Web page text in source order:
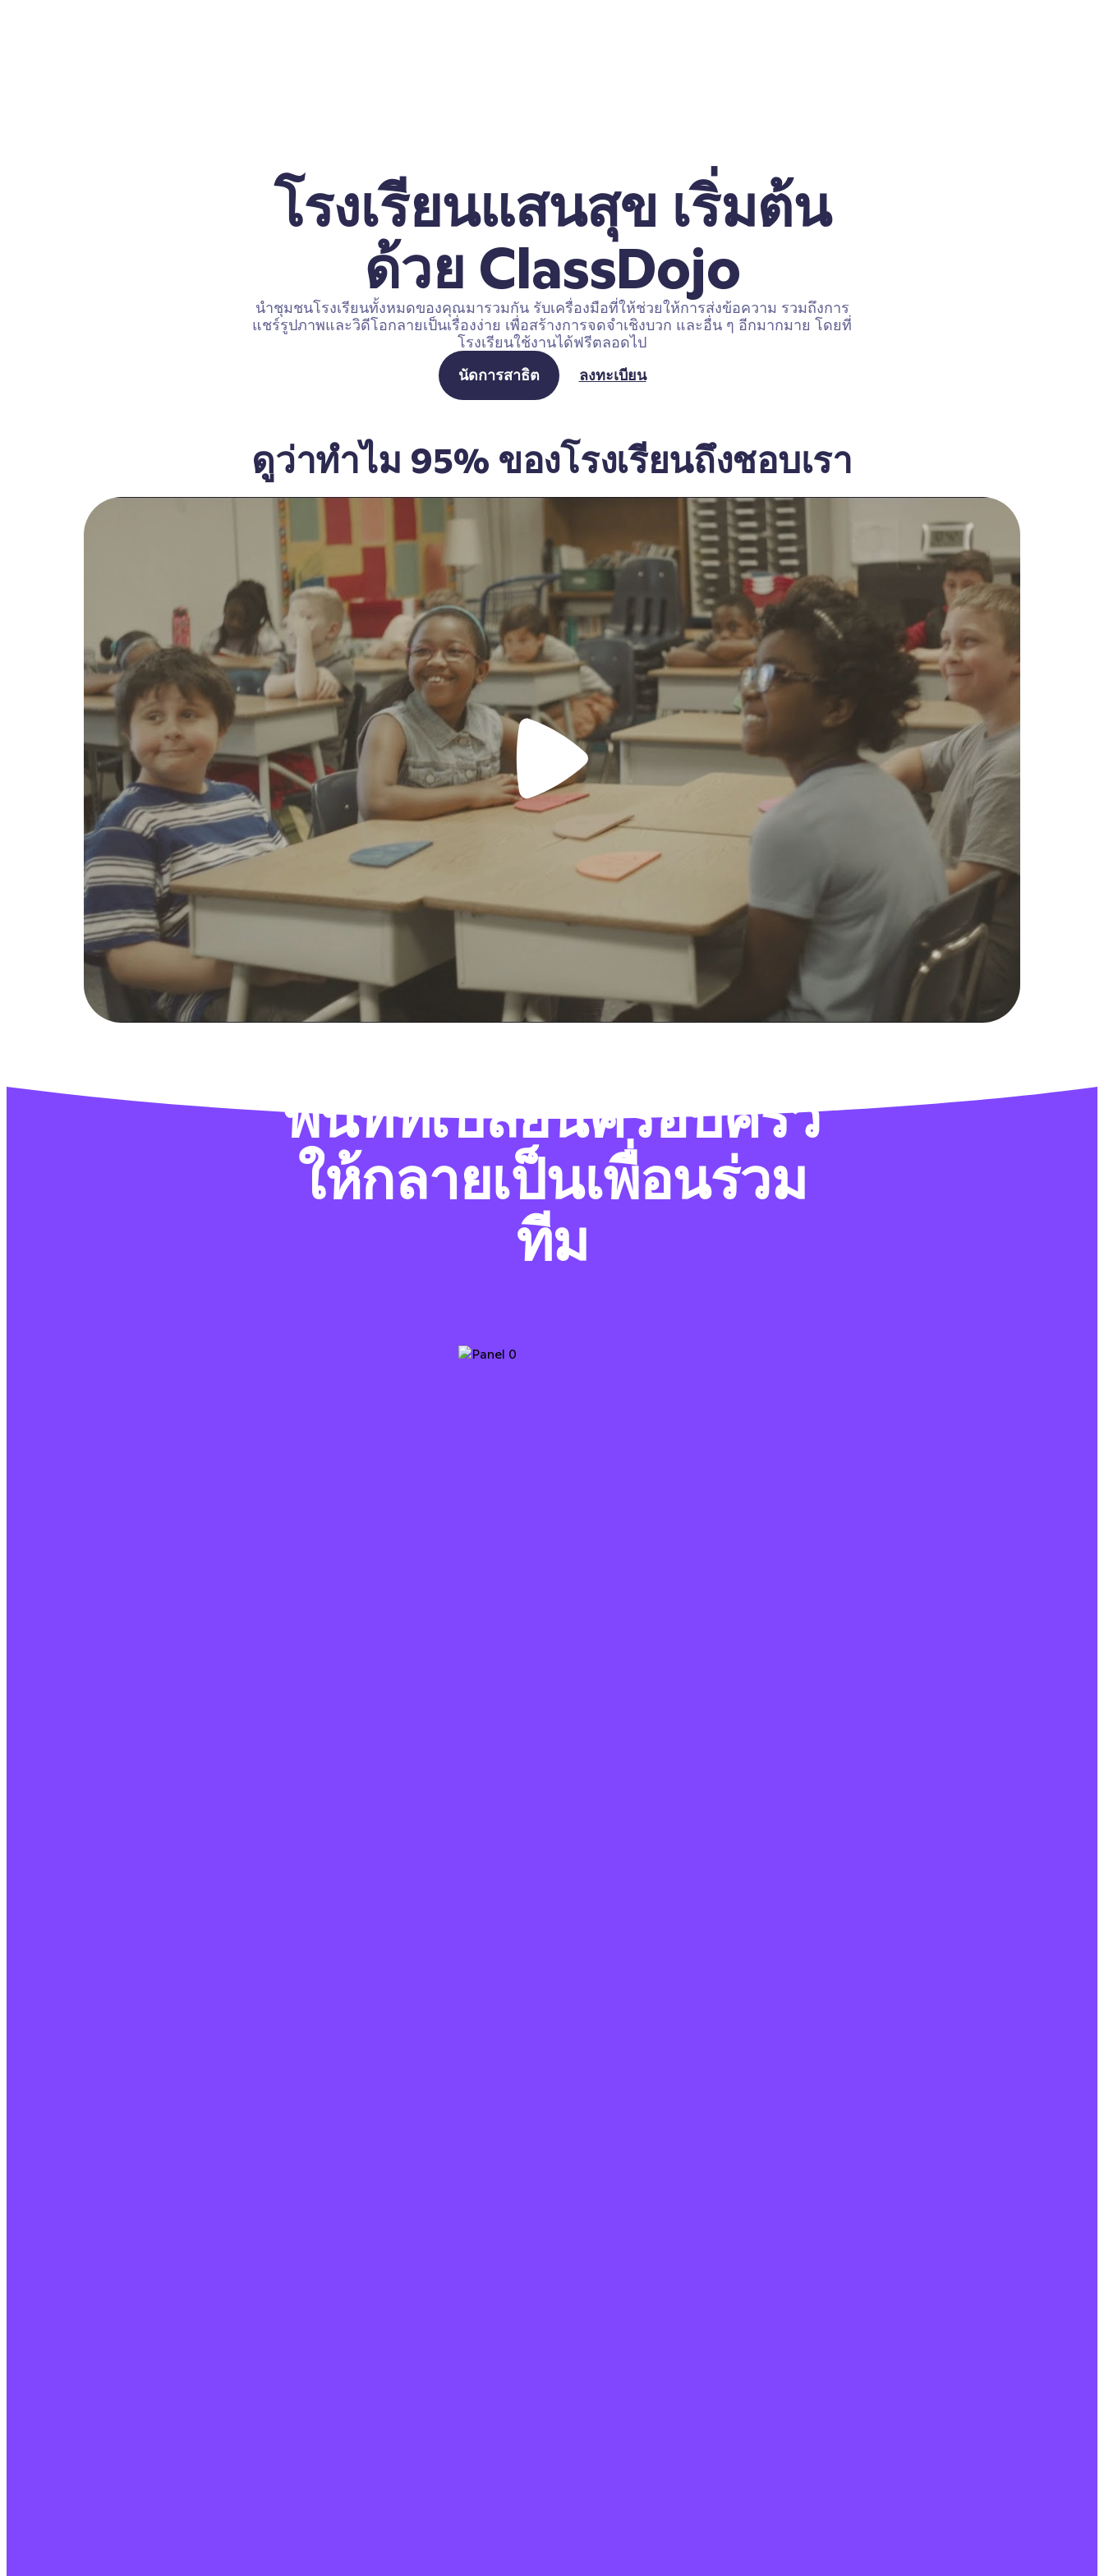
โรงเรียนแสนสุข เริ่มต้น
ด้วย ClassDojo
นำชุมชนโรงเรียนทั้งหมดของคุณมารวมกัน รับเครื่องมือที่ให้ช่วยให้การส่งข้อความ รวมถึงการ
แชร์รูปภาพและวิดีโอกลายเป็นเรื่องง่าย เพื่อสร้างการจดจำเชิงบวก และอื่น ๆ อีกมากมาย โดยที่
โรงเรียนใช้งานได้ฟรีตลอดไป
นัดการสาธิต
ลงทะเบียน
ดูว่าทำไม 95% ของโรงเรียนถึงชอบเรา
พื้นที่ที่เปลี่ยนครอบครัว
ให้กลายเป็นเพื่อนร่วม
ทีม